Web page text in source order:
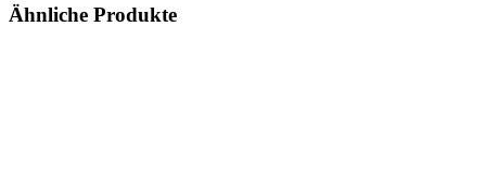
Ähnliche Produkte